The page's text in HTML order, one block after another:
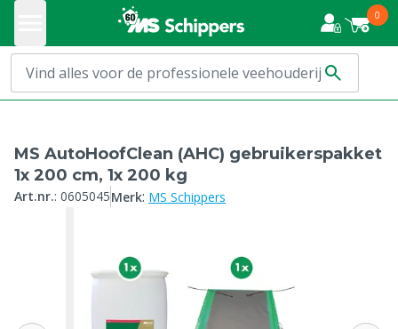
0
MS AutoHoofClean (AHC) gebruikerspakket
1x 200 cm, 1x 200 kg
Art.nr.: 0605045Merk: MS Schippers